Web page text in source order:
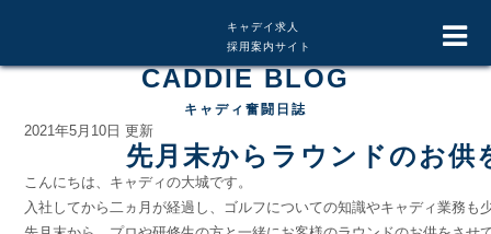
キャデイ求人
採用案内サイト
CADDIE BLOG
キャディ奮闘日誌
2021年5月10日 更新
先月末からラウンドのお
こんにちは、キャディの大城です。
入社してから二ヵ月が経過し、ゴルフについての知識やキャディ業務も